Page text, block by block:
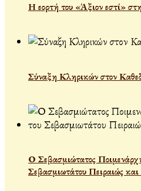
Η εορτή του «Άξιον εστί»
Σύναξη Κληρικών στον
Ο Σεβασμιώτατος
Σεβασμιωτάτου Πειραιώς και